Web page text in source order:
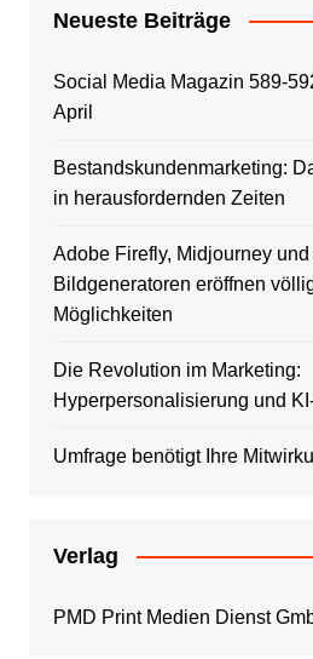
Neueste Beiträge
Social Media Magazin 589-
April
Bestandskundenmarketing:
in herausfordernden Zeiten
Adobe Firefly, Midjourney und
Bildgeneratoren eröffnen
Möglichkeiten
Die Revolution im Marketing:
Hyperpersonalisierung und
Umfrage benötigt Ihre
Verlag
PMD Print Medien Dienst